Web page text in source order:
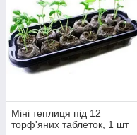
Міні теплиця під 12
торф'яних таблеток, 1 шт